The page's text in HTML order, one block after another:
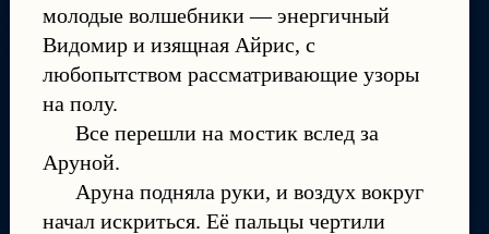
молодые волшебники — энергичный
Видомир и изящная Айрис, с
любопытством рассматривающие узоры
на полу.
Все перешли на мостик вслед за
Аруной.
Аруна подняла руки, и воздух вокруг
начал искриться. Её пальцы чертили